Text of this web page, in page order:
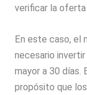
verificar la
En este caso, el
necesario
mayor a 30 días.
propósito que